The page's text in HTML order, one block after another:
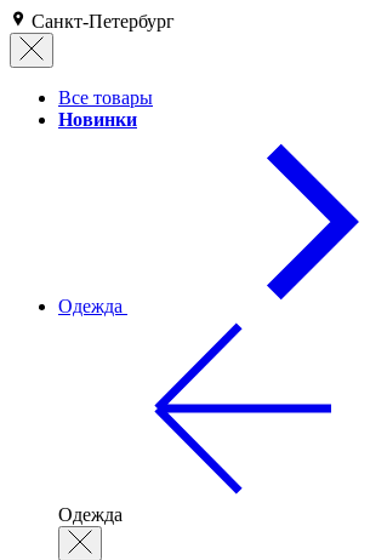
Санкт-Петербург
Все товары
Новинки
Одежда
Одежда